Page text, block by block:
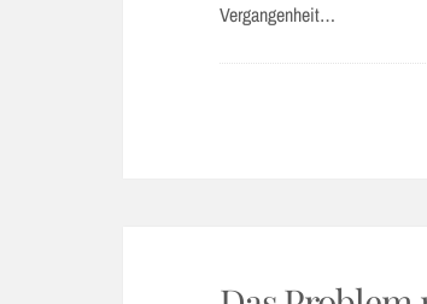
Vergangenheit…